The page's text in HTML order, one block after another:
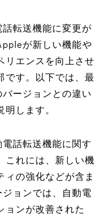
転送機能に変更が
が新しい機能や
リエンスを向上させ
です。以下では、最
ージョンとの違い
します。
話転送機能に関す
これには、新しい機
ィの強化などが含ま
ョンでは、自動電
ョンが改善された